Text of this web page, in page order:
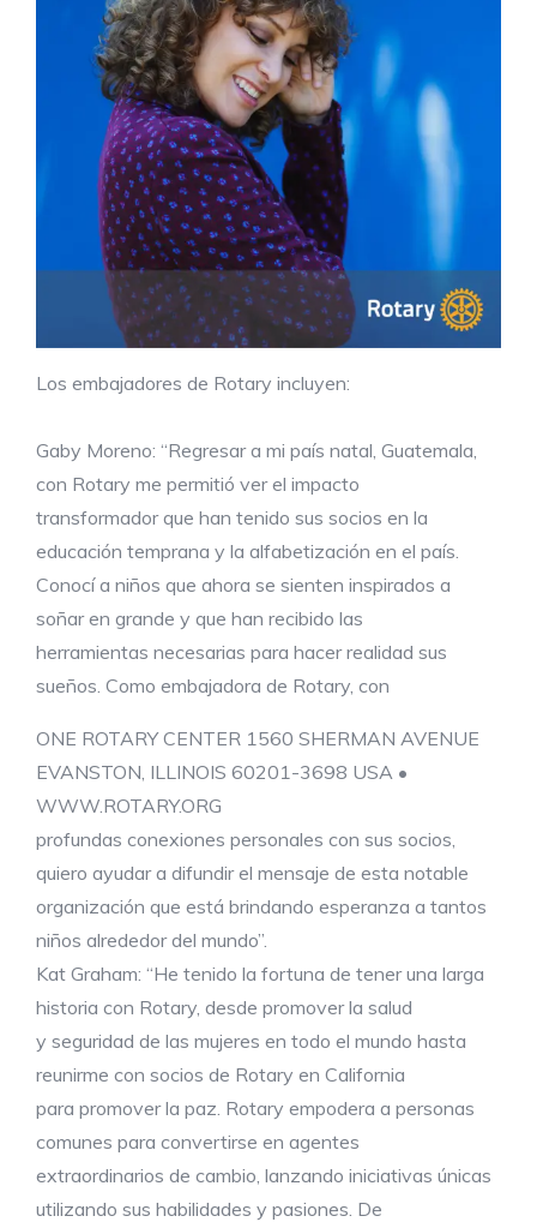
Los embajadores de Rotary incluyen:
Gaby Moreno: “Regresar a mi país natal, Guatemala,
con Rotary me permitió ver el impacto
transformador que han tenido sus socios en la
educación temprana y la alfabetización en el país.
Conocí a niños que ahora se sienten inspirados a
soñar en grande y que han recibido las
herramientas necesarias para hacer realidad sus
sueños. Como embajadora de Rotary, con
ONE ROTARY CENTER 1560 SHERMAN AVENUE
EVANSTON, ILLINOIS 60201-3698 USA •
WWW.ROTARY.ORG
profundas conexiones personales con sus socios,
quiero ayudar a difundir el mensaje de esta notable
organización que está brindando esperanza a tantos
niños alrededor del mundo”.
Kat Graham: “He tenido la fortuna de tener una larga
historia con Rotary, desde promover la salud
y seguridad de las mujeres en todo el mundo hasta
reunirme con socios de Rotary en California
para promover la paz. Rotary empodera a personas
comunes para convertirse en agentes
extraordinarios de cambio, lanzando iniciativas únicas
utilizando sus habilidades y pasiones. De